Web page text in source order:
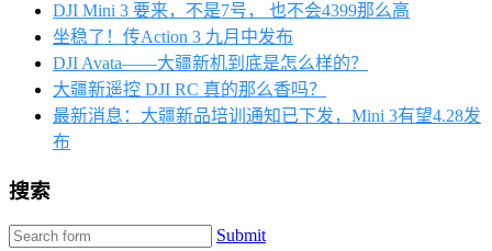
DJI Mini 3 要来，不是7号， 也不会4399那么高
坐稳了！传Action 3 九月中发布
DJI Avata——大疆新机到底是怎么样的？
大疆新遥控 DJI RC 真的那么香吗？
最新消息：大疆新品培训通知已下发，Mini 3有望4.28发
布
搜索
Submit